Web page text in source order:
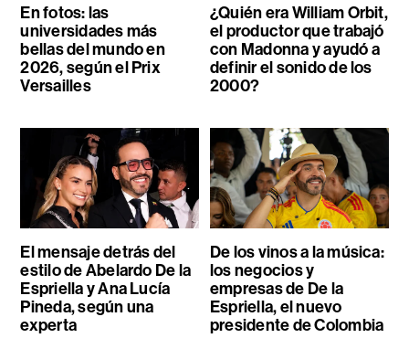
En fotos: las
universidades más
bellas del mundo en
2026, según el Prix
Versailles
¿Quién era William Orbit,
el productor que trabajó
con Madonna y ayudó a
definir el sonido de los
2000?
El mensaje detrás del
estilo de Abelardo De la
Espriella y Ana Lucía
Pineda, según una
experta
De los vinos a la música:
los negocios y
empresas de De la
Espriella, el nuevo
presidente de Colombia